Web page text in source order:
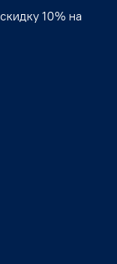
10% на